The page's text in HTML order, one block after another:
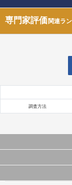
専門家評価関連ラ
調査方法
当サイトで公開されている
これらの情報を権利者の許
当サイトに掲載している内